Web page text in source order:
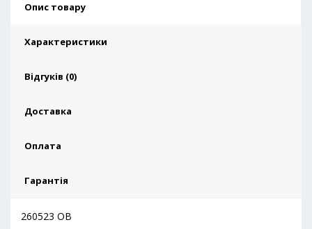
Опис товару
Характеристики
Відгуків (0)
Доставка
Оплата
Гарантія
260523 ОВ